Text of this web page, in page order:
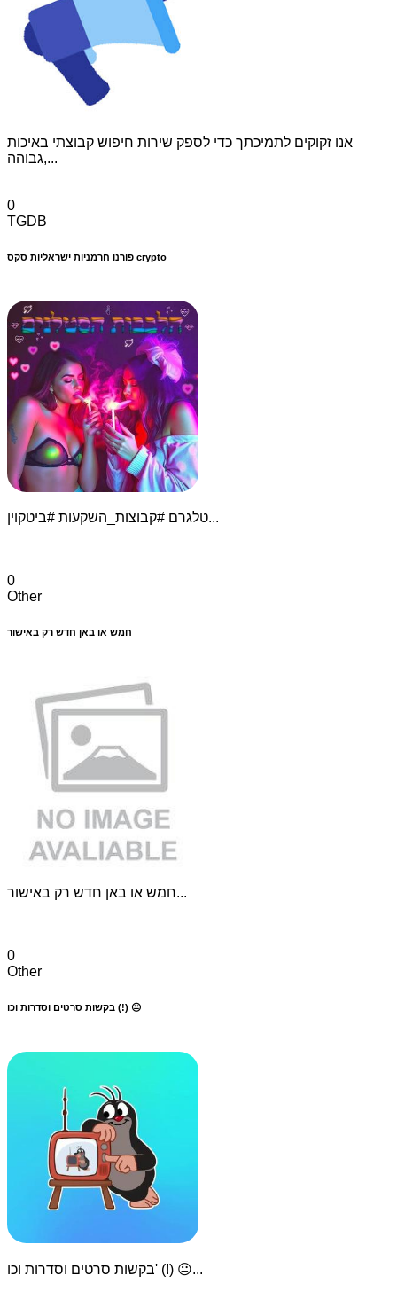
אנו זקוקים לתמיכתך כדי לספק שירות חיפוש קבוצתי באיכות
גבוהה,...
0
TGDB
פורנו חרמניות ישראליות סקס crypto
טלגרם #קבוצות_השקעות #ביטקוין...
0
Other
חמש או באן חדש רק באישור
חמש או באן חדש רק באישור...
0
Other
בקשות סרטים וסדרות וכו (!) 😐
בקשות סרטים וסדרות וכו' (!) 😐...